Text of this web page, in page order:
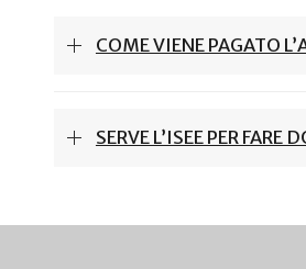
COME VIENE PAGATO
SERVE L’ISEE PER FARE